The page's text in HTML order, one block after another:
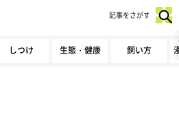
しつけ 生態・健康 飼い方
記事をさがす